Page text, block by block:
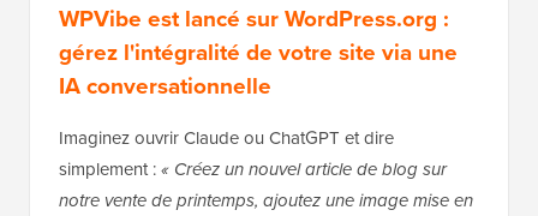
WPVibe est lancé sur WordPress.org :
gérez l'intégralité de votre site via une
IA conversationnelle
Imaginez ouvrir Claude ou ChatGPT et dire
simplement :« Créez un nouvel article de blog sur
notre vente de printemps, ajoutez une image mise en